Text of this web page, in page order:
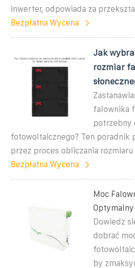
inwerter, odpowiada za
Bezpłatna Wycena
Jak
rozmiar
falownika
potrzebny
fotowoltaicznego? Ten poradnik
przez proces obliczania rozmiaru
Bezpłatna Wycena
Moc
Optymalny
Dowiedz
dobrać
by